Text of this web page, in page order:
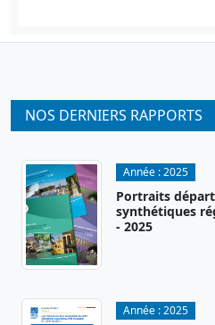
NOS DERNIERS RAPPORTS
Année :2025
Portraits
synthétiques
- 2025
Année :2025